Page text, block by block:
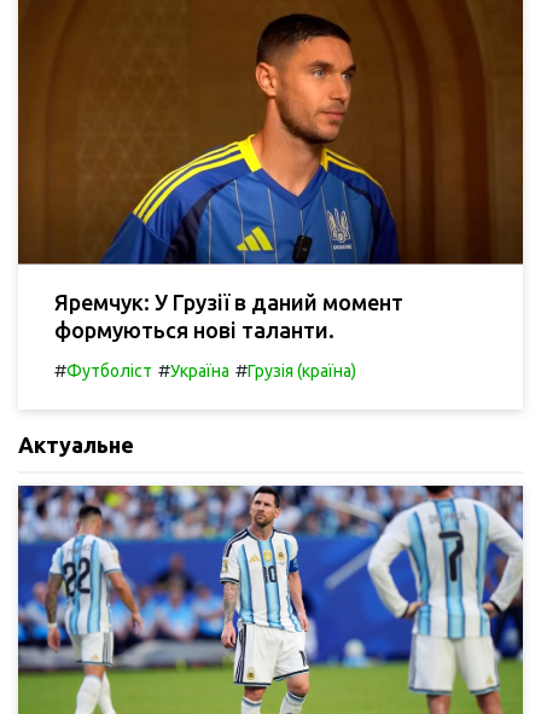
Яремчук: У Грузії в даний момент
формуються нові таланти.
#Футболіст #Україна #Грузія (країна)
Актуальне